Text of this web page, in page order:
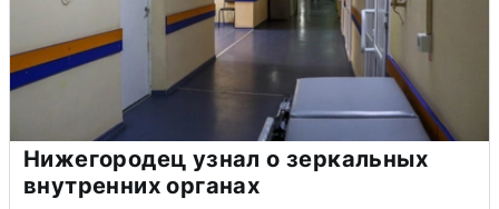
Нижегородец узнал о зеркальных
внутренних органах